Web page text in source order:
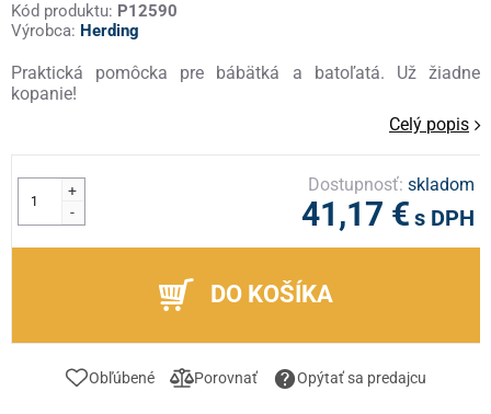
Kód produktu: P12590
Výrobca: Herding
Praktická pomôcka pre bábätká a batoľatá. Už žiadne
kopanie!
Celý popis
+
-
Dostupnosť:skladom
41,17 € s DPH
DO KOŠÍKA
Obľúbené Porovnať Opýtať sa predajcu